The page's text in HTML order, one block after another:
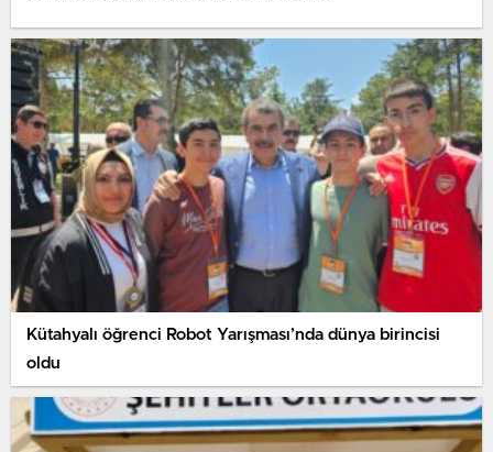
Kütahyalı öğrenci Robot Yarışması’nda dünya birincisi
oldu